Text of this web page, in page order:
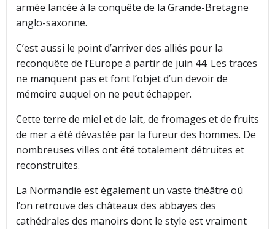
armée lancée à la conquête de la Grande-Bretagne
anglo-saxonne.
C’est aussi le point d’arriver des alliés pour la
reconquête de l’Europe à partir de juin 44. Les traces
ne manquent pas et font l’objet d’un devoir de
mémoire auquel on ne peut échapper.
Cette terre de miel et de lait, de fromages et de fruits
de mer a été dévastée par la fureur des hommes. De
nombreuses villes ont été totalement détruites et
reconstruites.
La Normandie est également un vaste théâtre où
l’on retrouve des châteaux des abbayes des
cathédrales des manoirs dont le style est vraiment